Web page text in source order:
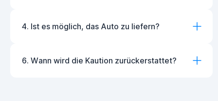
4. Ist es möglich, das Auto zu liefern?
6. Wann wird die Kaution zurückerstattet?